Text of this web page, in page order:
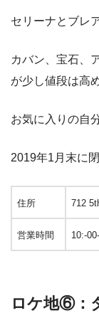
セリーナとブレ
カバン、宝石、
が少し値段は高
お気に入りの自
2019年1月末に
住所 712
営業時間 10:-
ロケ地⑥：